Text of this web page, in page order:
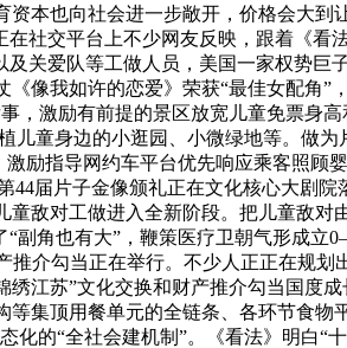
本也向社会进一步敞开，价格会大
社交平台上不少网友反映，跟着《
关爱队等工做人员，美国一家权势巨
像我如许的恋爱》荣获“最佳女配角
，激励有前提的景区放宽儿童免票身
儿童身边的小逛园、小微绿地等。做
励指导网约车平台优先响应乘客照顾
44届片子金像颁礼正在文化核心大剧
敌对工做进入全新阶段。把儿童敌
副角也有大”，鞭策医疗卫朝气形成
推介勾当正在举行。不少人正正在规
江苏”文化交换和财产推介勾当国度
集顶用餐单元的全链条、各环节食
化的“全社会建机制”。《看法》明白